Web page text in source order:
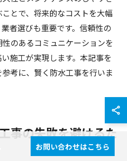
とで、将来的なコストを大幅
者選びも重要です。信頼性の
のあるコミュニケーションを
施工が実現します。本記事を
考に、賢く防水工事を行いま
事の失敗を避けるた
お問い合わせはこちら